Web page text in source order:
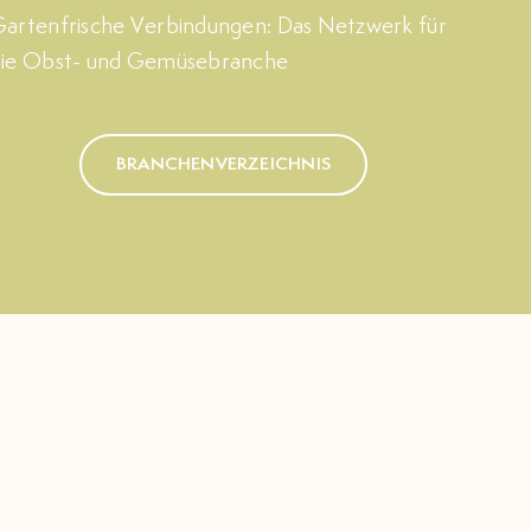
Verbindungen: Das Netzwerk für
Obst- und Gemüsebranche
BRANCHENVERZEICHNIS